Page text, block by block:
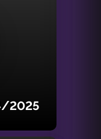
2025